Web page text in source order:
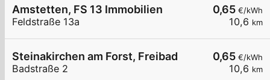
0,65 €/kWh
10,6 km
Amstetten, FS 13 Immobilien
Feldstraße 13a
0,65 €/kWh
10,6 km
Steinakirchen am Forst, Freibad
Badstraße 2